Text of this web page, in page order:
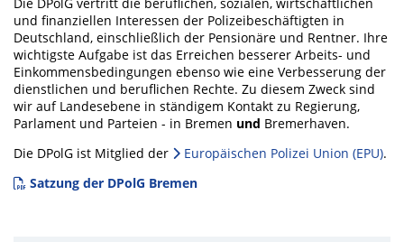
und finanziellen Interessen der Polizeibeschäftigten in
Deutschland, einschließlich der Pensionäre und Rentner. Ihre
wichtigste Aufgabe ist das Erreichen besserer Arbeits- und
Einkommensbedingungen ebenso wie eine Verbesserung der
dienstlichen und beruflichen Rechte. Zu diesem Zweck sind
wir auf Landesebene in ständigem Kontakt zu Regierung,
Parlament und Parteien - in Bremen und Bremerhaven.
Die DPolG ist Mitglied der
Europäischen Polizei Union (EPU).
Satzung der DPolG Bremen